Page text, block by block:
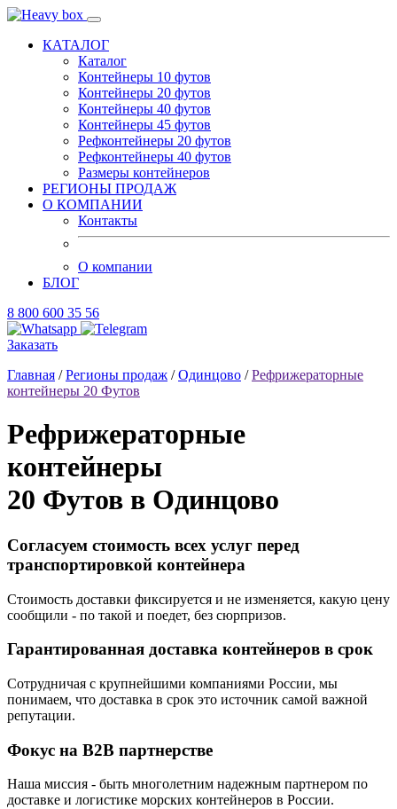
КАТАЛОГ
Каталог
Контейнеры 10 футов
Контейнеры 20 футов
Контейнеры 40 футов
Контейнеры 45 футов
Рефконтейнеры 20 футов
Рефконтейнеры 40 футов
Размеры контейнеров
РЕГИОНЫ ПРОДАЖ
О КОМПАНИИ
Контакты
О компании
БЛОГ
8 800 600 35 56
Заказать
Главная /Регионы продаж /Одинцово /Рефрижераторные
контейнеры 20 Футов
Рефрижераторные
контейнеры
20 Футов в Одинцово
Согласуем стоимость всех услуг перед
транспортировкой контейнера
Стоимость доставки фиксируется и не изменяется, какую цену
сообщили - по такой и поедет, без сюрпризов.
Гарантированная доставка контейнеров в срок
Сотрудничая с крупнейшими компаниями России, мы
понимаем, что доставка в срок это источник самой важной
репутации.
Фокус на B2B партнерстве
Наша миссия - быть многолетним надежным партнером по
доставке и логистике морских контейнеров в России.